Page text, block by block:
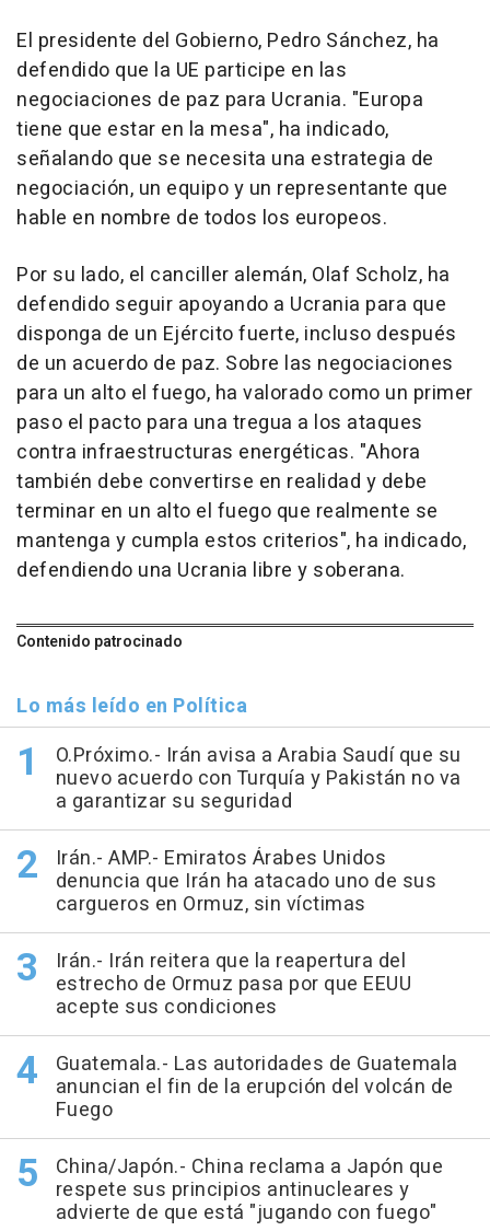
El presidente del Gobierno, Pedro Sánchez, ha
defendido que la UE participe en las
negociaciones de paz para Ucrania. "Europa
tiene que estar en la mesa", ha indicado,
señalando que se necesita una estrategia de
negociación, un equipo y un representante que
hable en nombre de todos los europeos.
Por su lado, el canciller alemán, Olaf Scholz, ha
defendido seguir apoyando a Ucrania para que
disponga de un Ejército fuerte, incluso después
de un acuerdo de paz. Sobre las negociaciones
para un alto el fuego, ha valorado como un primer
paso el pacto para una tregua a los ataques
contra infraestructuras energéticas. "Ahora
también debe convertirse en realidad y debe
terminar en un alto el fuego que realmente se
mantenga y cumpla estos criterios", ha indicado,
defendiendo una Ucrania libre y soberana.
Contenido patrocinado
Lo más leído en Política
O.Próximo.- Irán avisa a Arabia Saudí que su
nuevo acuerdo con Turquía y Pakistán no va
a garantizar su seguridad
Irán.- AMP.- Emiratos Árabes Unidos
denuncia que Irán ha atacado uno de sus
cargueros en Ormuz, sin víctimas
Irán.- Irán reitera que la reapertura del
estrecho de Ormuz pasa por que EEUU
acepte sus condiciones
Guatemala.- Las autoridades de Guatemala
anuncian el fin de la erupción del volcán de
Fuego
China/Japón.- China reclama a Japón que
respete sus principios antinucleares y
advierte de que está "jugando con fuego"